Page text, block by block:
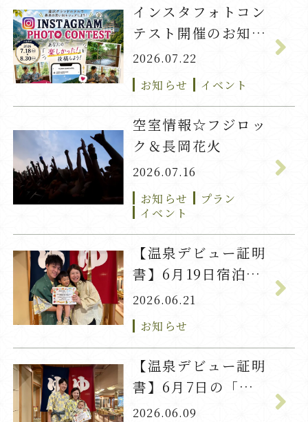
インスタフォトコン
テスト開催のお知ら
せ
2026.07.22
お知らせ
イベント
空室情報☆フジロッ
ク＆長岡花火
2026.07.16
お知らせ
プラン
イベント
【温泉デビュー証明
書】6月19日宿泊
「ちかげ」君
2026.06.21
お知らせ
【温泉デビュー証明
書】6月7日の「れ
の」君
2026.06.09